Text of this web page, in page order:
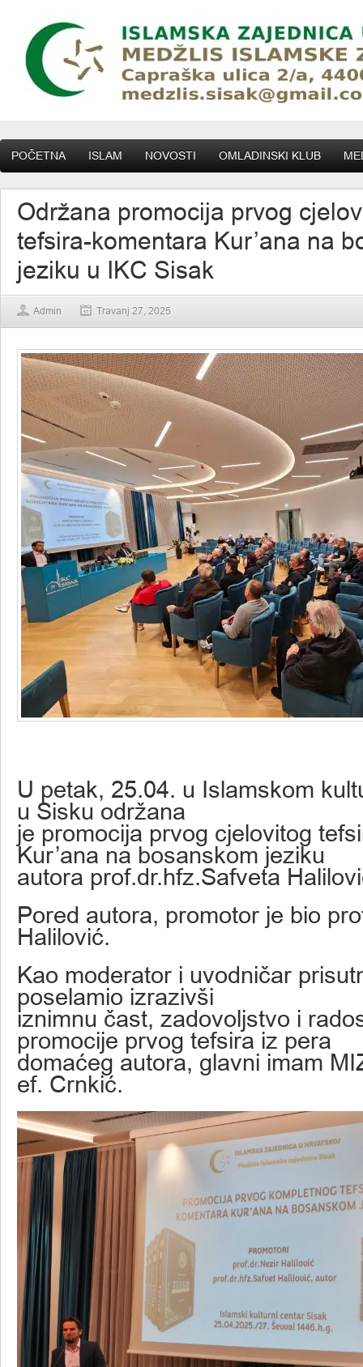
POČETNA ISLAM NOVOSTI OMLADINSKI KLUB
Održana promocija prvog
tefsira-komentara Kur’ana na
jeziku u IKC Sisak
Admin Travanj 27, 2025
U petak, 25.04. u Islamskom
u Sisku održana
je promocija prvog cjelovitog
Kur’ana na bosanskom jeziku
autora prof.dr.hfz.Safveta
Pored autora, promotor je bio
Halilović.
Kao moderator i uvodničar
poselamio izrazivši
iznimnu čast, zadovoljstvo i
promocije prvog tefsira iz pera
domaćeg autora, glavni imam
ef. Crnkić.